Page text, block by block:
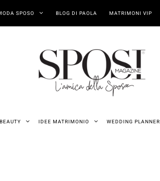
SPOSO BLOG DI PAOLA MATRIMONI VIP
BEAUTY IDEE MATRIMONIO WEDDING PLANNER